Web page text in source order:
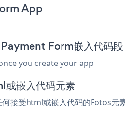
App
Form嵌入代码段
you create your app
嵌入代码元素
接受html或嵌入代码的Fotos元